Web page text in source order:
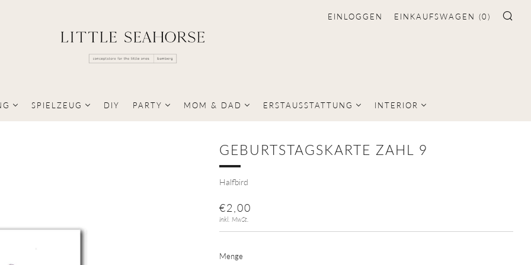
SPIELZEUG DIY PARTY MOM & DAD ERSTAUSSTATTUNG INTERIOR
EINLOGGEN EINKAUFSWAGEN (0)
GEBURTSTAGSKARTE ZAHL 9
Halfbird
NORMALER
PREIS
€2,00
inkl. MwSt.
Menge